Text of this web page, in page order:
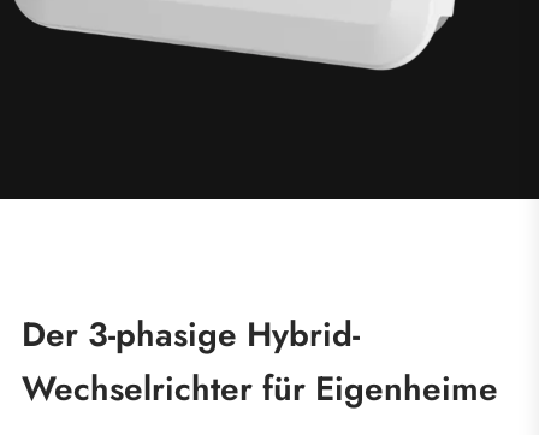
Der 3-phasige Hybrid-
Wechselrichter für Eigenheime